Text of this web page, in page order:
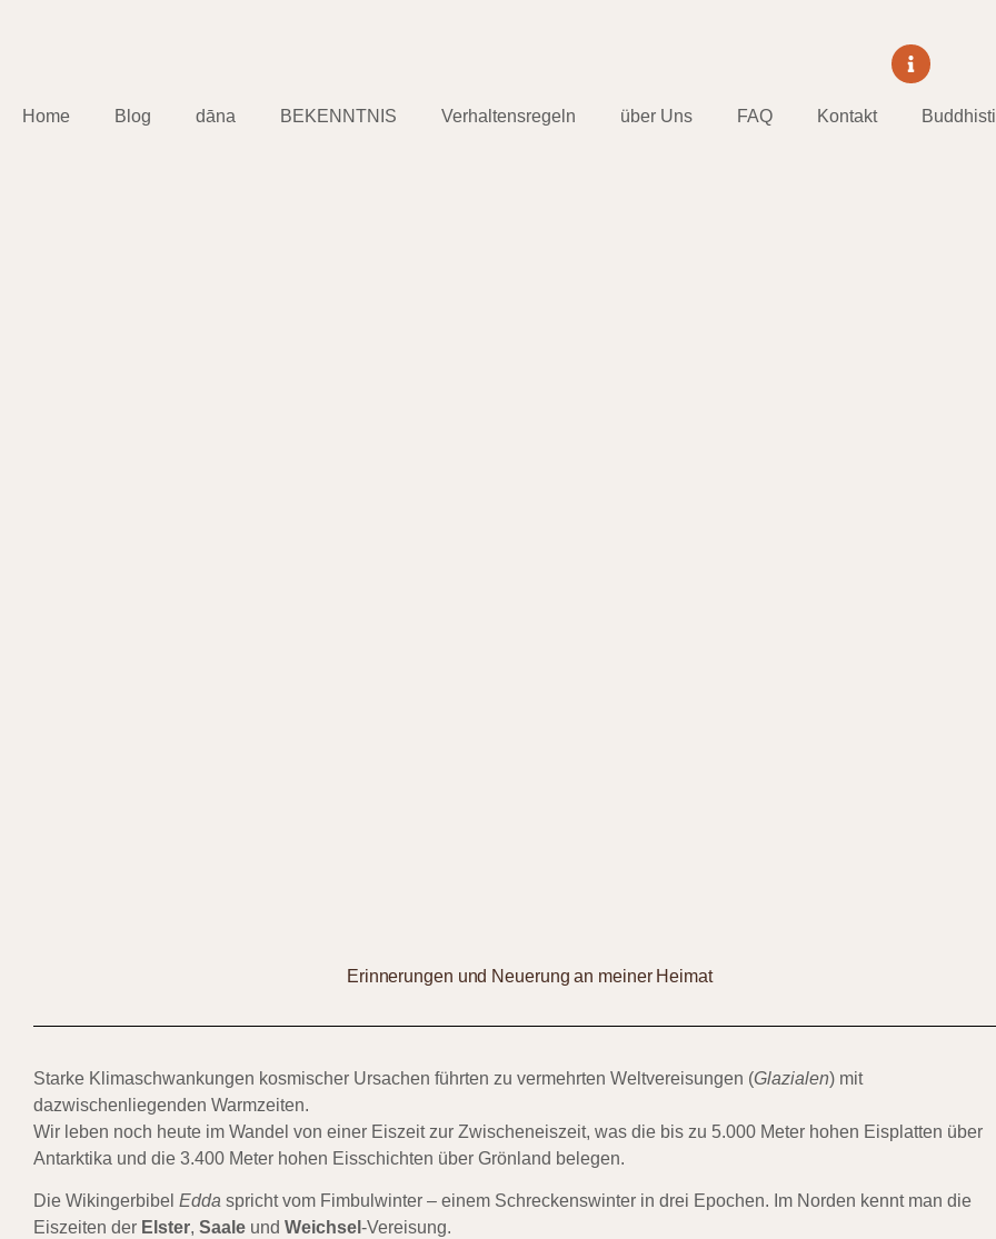
Home Blog dāna BEKENNTNIS Verhaltensregeln über Uns FAQ Kontakt
Erinnerungen und Neuerung an meiner Heimat
Starke Klimaschwankungen kosmischer Ursachen führten zu vermehrten Weltvereisungen (Glazialen) mit
dazwischenliegenden Warmzeiten.
Wir leben noch heute im Wandel von einer Eiszeit zur Zwischeneiszeit, was die bis zu 5.000 Meter hohen Eisplatten über
Antarktika und die 3.400 Meter hohen Eisschichten über Grönland belegen.
Die Wikingerbibel Edda spricht vom Fimbulwinter – einem Schreckenswinter in drei Epochen. Im Norden kennt man die
Eiszeiten der Elster, Saale und Weichsel -Vereisung.